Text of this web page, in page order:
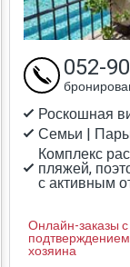
Роскошная
Семьи |
Комплекс
пляжей,
с активным
Онлайн-заказы с
подтверждением
хозяина
052-